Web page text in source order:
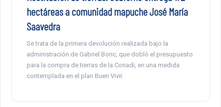
hectáreas a comunidad mapuche José María
Saavedra
Se trata de la primera devolución realizada bajo la
administración de Gabriel Boric, que dobló el presupuesto
para la compra de tierras de la Conadi, en una medida
contemplada en el plan Buen Vivir.